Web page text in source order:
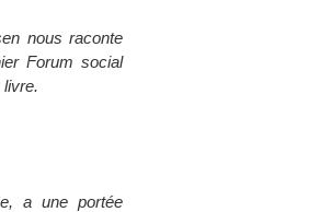
nous raconte
Forum social
livre.
a une portée